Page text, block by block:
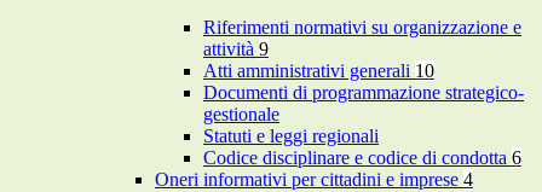
Riferimenti normativi su organizzazione e
attività 9
Atti amministrativi generali 10
Documenti di programmazione strategico-
gestionale
Statuti e leggi regionali
Codice disciplinare e codice di condotta 6
Oneri informativi per cittadini e imprese 4